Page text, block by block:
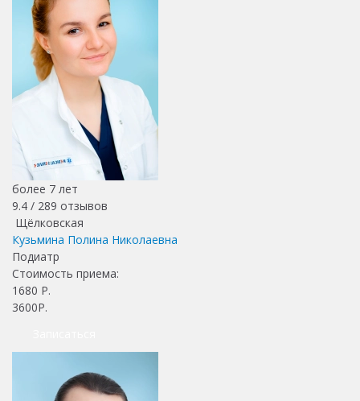
более 7 лет
9.4 / 289 отзывов
Щёлковская
Кузьмина Полина Николаевна
Подиатр
Стоимость приема:
1680 Р.
3600Р.